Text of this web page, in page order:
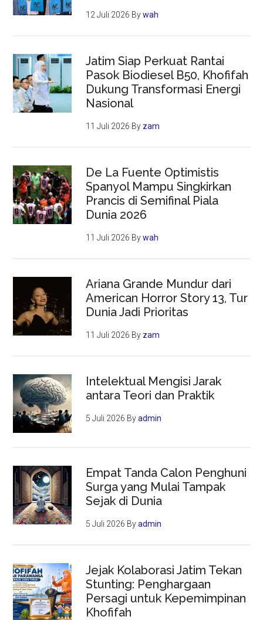
12 Juli 2026 Bywah
Jatim Siap Perkuat Rantai
Pasok Biodiesel B50, Khofifah
Dukung Transformasi Energi
Nasional
11 Juli 2026 By zam
De La Fuente Optimistis
Spanyol Mampu Singkirkan
Prancis di Semifinal Piala
Dunia 2026
11 Juli 2026 Bywah
Ariana Grande Mundur dari
American Horror Story 13, Tur
Dunia Jadi Prioritas
11 Juli 2026 By zam
Intelektual Mengisi Jarak
antara Teori dan Praktik
5 Juli 2026 Byadmin
Empat Tanda Calon Penghuni
Surga yang Mulai Tampak
Sejak di Dunia
5 Juli 2026 Byadmin
Jejak Kolaborasi Jatim Tekan
Stunting: Penghargaan
Persagi untuk Kepemimpinan
Khofifah